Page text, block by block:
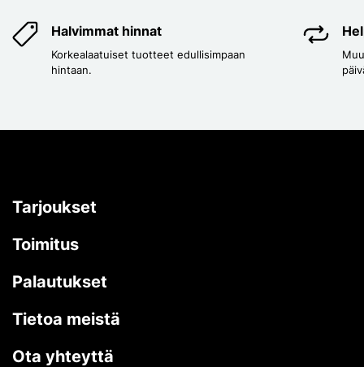
Halvimmat hinnat
Korkealaatuiset tuotteet edullisimpaan
hintaan.
Tarjoukset
Toimitus
Palautukset
Tietoa meistä
Ota yhteyttä